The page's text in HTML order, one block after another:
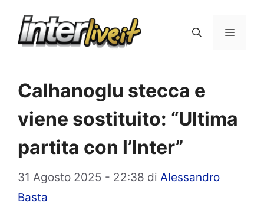
Menu
Calhanoglu stecca e
viene sostituito: “Ultima
partita con l’Inter”
31 Agosto 2025 - 22:38 di Alessandro
Basta